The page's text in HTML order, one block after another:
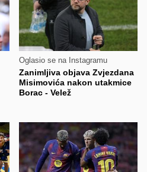
Oglasio se na Instagramu
Zanimljiva objava Zvjezdana
Misimovića nakon utakmice
Borac - Velež